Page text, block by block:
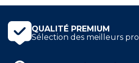
douce et souple, très agréable
Impression numérique face et dos
QUALITÉ PREMIUM
Sélection des meilleurs